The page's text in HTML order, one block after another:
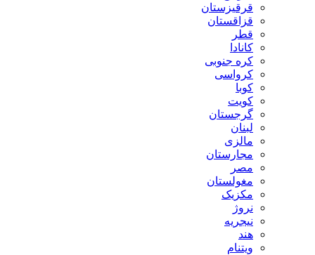
قرقیزستان
قزاقستان
قطر
کانادا
کره جنوبی
کرواسی
کوبا
کویت
گرجستان
لبنان
مالزی
مجارستان
مصر
مغولستان
مکزیک
نروژ
نیجریه
هند
ویتنام